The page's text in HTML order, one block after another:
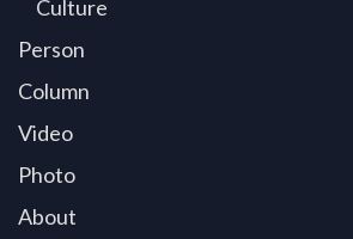
Culture
Person
Column
Video
Photo
About